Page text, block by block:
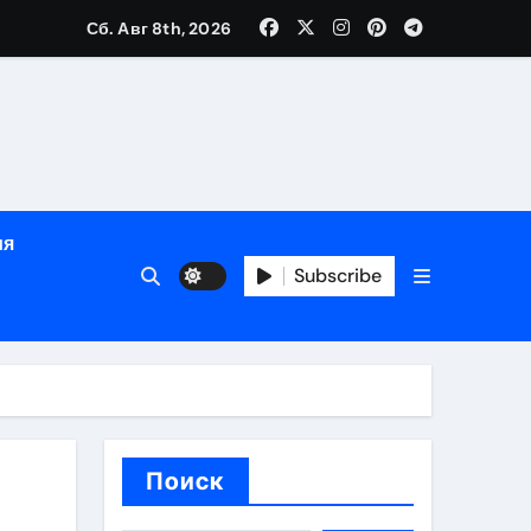
и наращивания ресниц
в криптовалюте
Сб. Авг 8th, 2026
Subscribe
Поиск